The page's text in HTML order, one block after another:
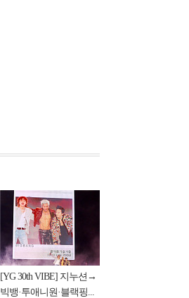
[YG 30th VIBE] 지누션→
빅뱅·투애니원·블랙핑...